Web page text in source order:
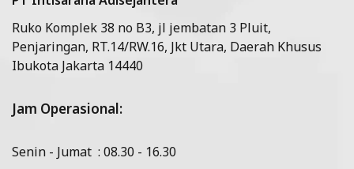
Ruko Komplek 38 no B3, jl jembatan 3 Pluit,
Penjaringan, RT.14/RW.16, Jkt Utara, Daerah Khusus
Ibukota Jakarta 14440
Jam Operasional:
Senin - Jumat : 08.30 - 16.30